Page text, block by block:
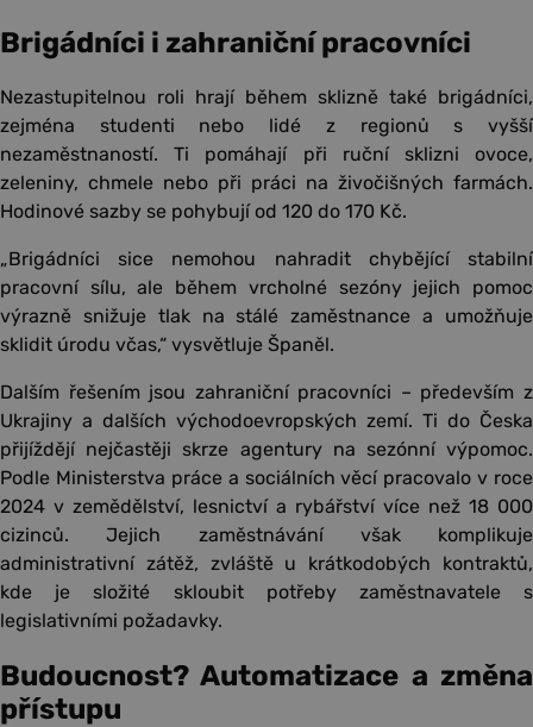
Brigádníci i zahraniční pracovníci
Nezastupitelnou roli hrají během sklizně také brigádníci,
zejména studenti nebo lidé z regionů s vyšší
nezaměstnaností. Ti pomáhají při ruční sklizni ovoce,
zeleniny, chmele nebo při práci na živočišných farmách.
Hodinové sazby se pohybují od 120 do 170 Kč.
„Brigádníci sice nemohou nahradit chybějící stabilní
pracovní sílu, ale během vrcholné sezóny jejich pomoc
výrazně snižuje tlak na stálé zaměstnance a umožňuje
sklidit úrodu včas,“ vysvětluje Španěl.
Dalším řešením jsou zahraniční pracovníci – především z
Ukrajiny a dalších východoevropských zemí. Ti do Česka
přijíždějí nejčastěji skrze agentury na sezónní výpomoc.
Podle Ministerstva práce a sociálních věcí pracovalo v roce
2024 v zemědělství, lesnictví a rybářství více než 18 000
cizinců. Jejich zaměstnávání však komplikuje
administrativní zátěž, zvláště u krátkodobých kontraktů,
kde je složité skloubit potřeby zaměstnavatele s
legislativními požadavky.
Budoucnost? Automatizace a změna
přístupu